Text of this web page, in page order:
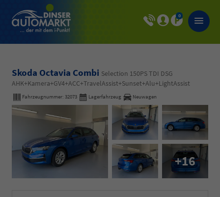
0
Skoda Octavia Combi Selection 150PS TDI DSG
AHK+Kamera+GV4+ACC+TravelAssist+Sunset+Alu+LightAssist
Fahrzeugnummer: 32073 Lagerfahrzeug Neuwagen
+16